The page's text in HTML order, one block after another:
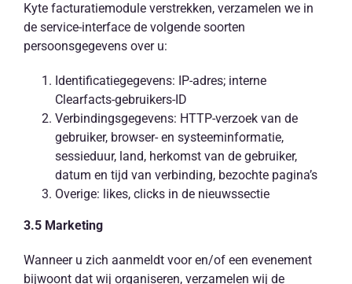
Kyte facturatiemodule verstrekken, verzamelen we in
de service-interface de volgende soorten
persoonsgegevens over u:
Identificatiegegevens: IP-adres; interne
Clearfacts-gebruikers-ID
Verbindingsgegevens: HTTP-verzoek van de
gebruiker, browser- en systeeminformatie,
sessieduur, land, herkomst van de gebruiker,
datum en tijd van verbinding, bezochte pagina’s
Overige: likes, clicks in de nieuwssectie
3.5 Marketing
Wanneer u zich aanmeldt voor en/of een evenement
bijwoont dat wij organiseren, verzamelen wij de